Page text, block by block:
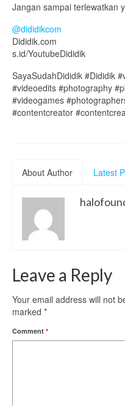
Jangan sampai terlewatkan
@dididikcom
Dididik.com
s.id/YoutubeDididik
SayaSudahDididik #Dididik
#videoedits #photography
#videogames
#contentcreator
About Author Latest
Leave a Reply
Your email address will not
marked *
Comment *